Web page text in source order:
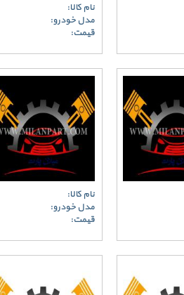
نام کالا:
مدل خودرو:
قیمت:
نام کالا:
مدل خودرو:
قیمت: